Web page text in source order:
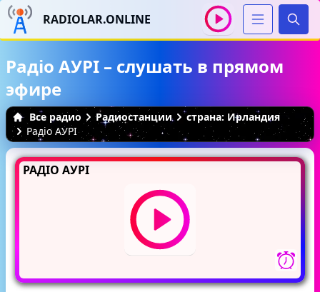
RADIOLAR.ONLINE
Радіо АУРІ – слушать в прямом
эфире
Все радио Радиостанции
страна: Ирландия
Радіо АУРІ
РАДІО АУРІ